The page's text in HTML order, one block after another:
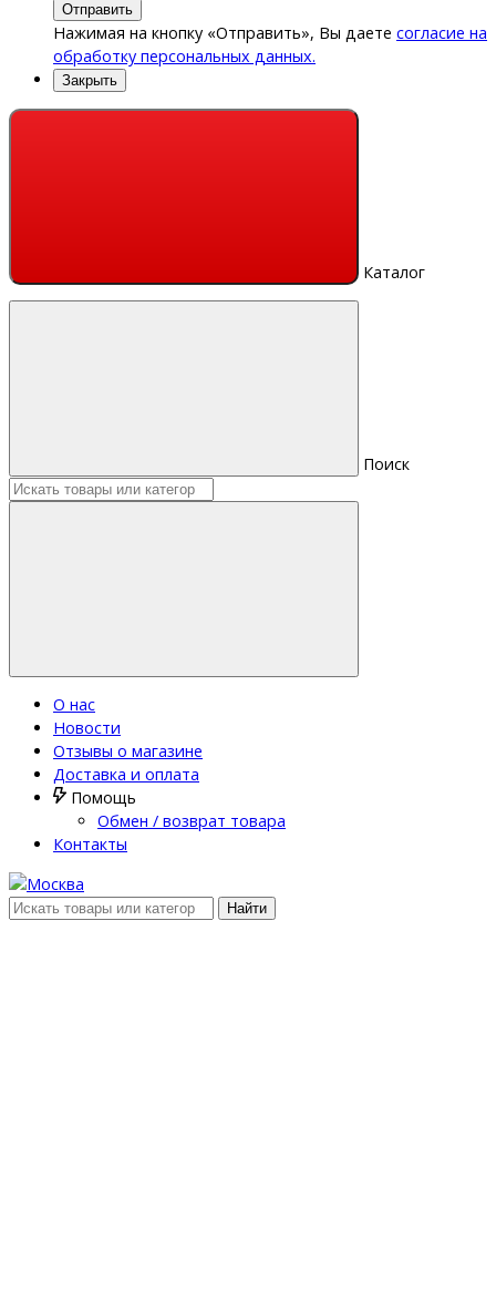
Отправить
Нажимая на кнопку «Отправить», Вы даете согласие на
обработку персональных данных.
Закрыть
Каталог
Поиск
О нас
Новости
Отзывы о магазине
Доставка и оплата
Помощь
Обмен / возврат товара
Контакты
Найти